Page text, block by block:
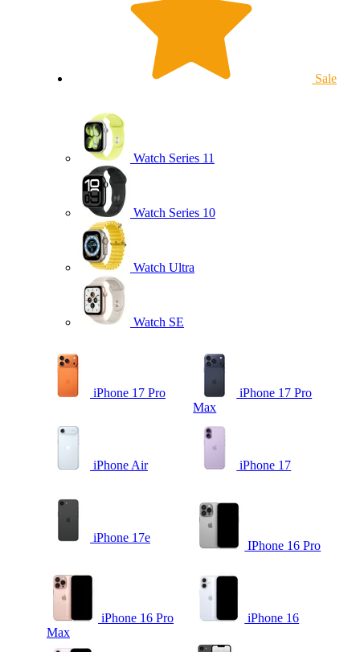
Sale
Watch Series 11
Watch Series 10
Watch Ultra
Watch SE
iPhone 17 Pro
iPhone 17 Pro
Max
iPhone Air iPhone 17
iPhone 17e
IPhone 16 Pro
iPhone 16 Pro
Max
iPhone 16